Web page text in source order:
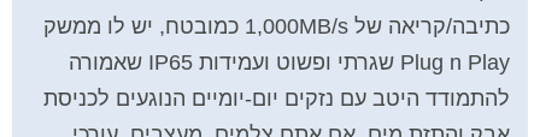
כתיבה/קריאה של 1,000MB/s כמובטח, יש לו ממשק
Plug n Play שגרתי ופשוט ועמידות IP65 שאמורה
להתמודד היטב עם נזקים יום-יומיים הנוגעים לכניסת